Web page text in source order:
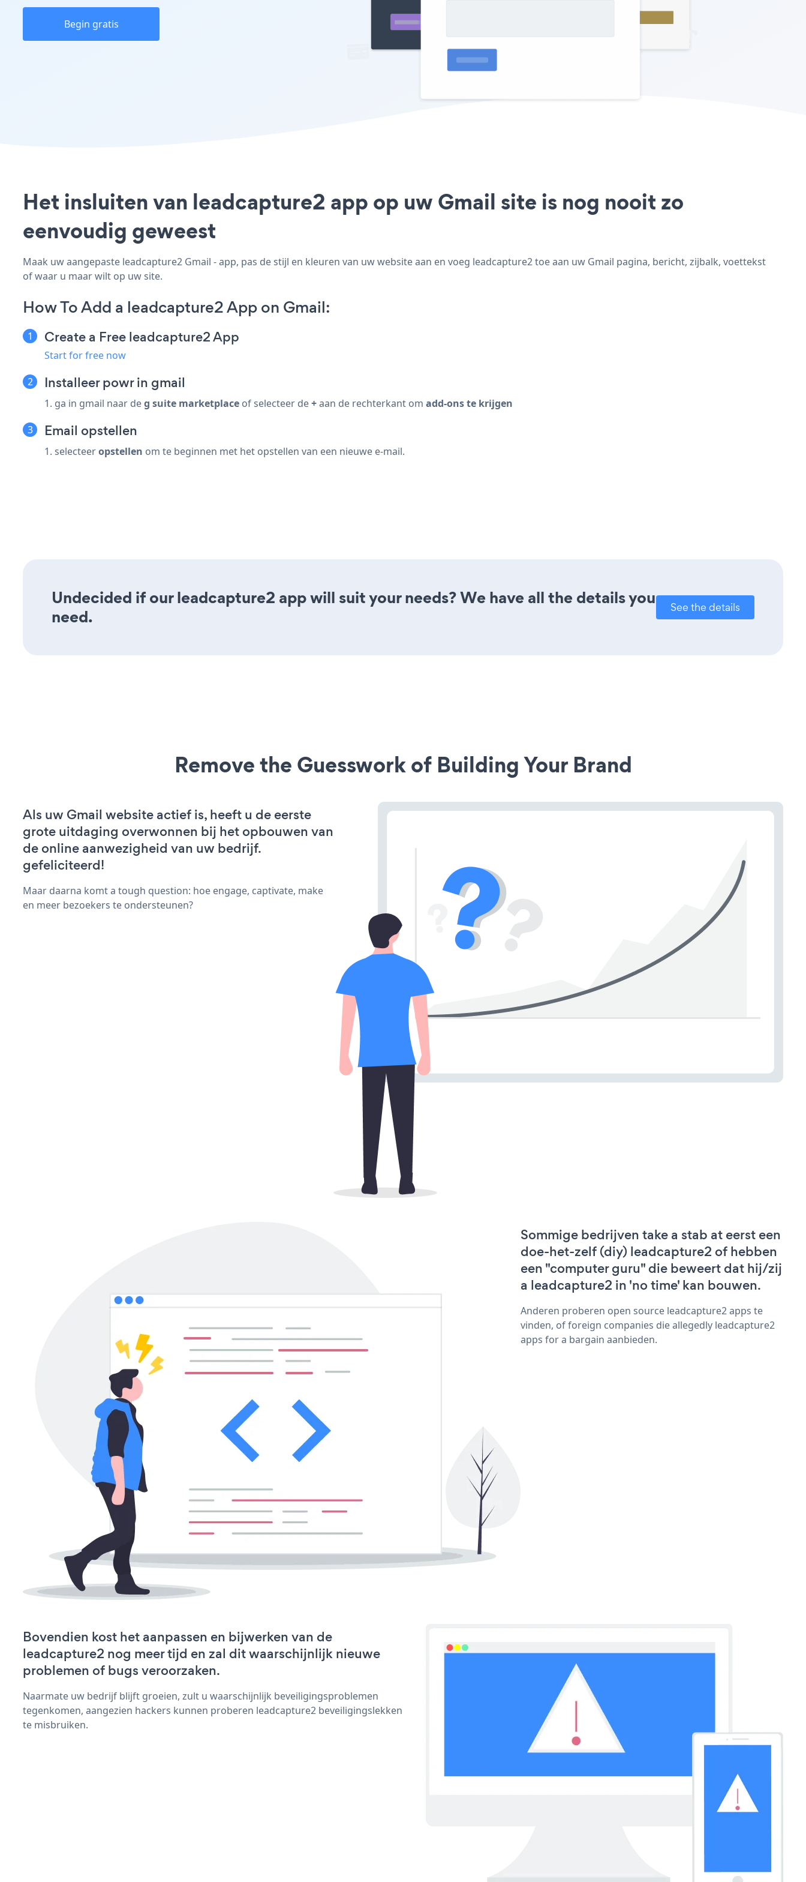
Begin gratis
Het insluiten van leadcapture2 app op uw Gmail site is nog nooit zo
eenvoudig geweest
Maak uw aangepaste leadcapture2 Gmail - app, pas de stijl en kleuren van uw website aan en voeg leadcapture2 toe aan uw Gmail pagina, bericht, zijbalk, voettekst
of waar u maar wilt op uw site.
How To Add a leadcapture2 App on Gmail:
Create a Free leadcapture2 App
Start for free now
Installeer powr in gmail
1. ga in gmail naar deg suite marketplace of selecteer de+aan de rechterkant om add-ons te krijgen
Email opstellen
1. selecteeropstellen om te beginnen met het opstellen van een nieuwe e-mail.
Undecided if our leadcapture2 app will suit your needs? We have all the details you
need.
See the details
Remove the Guesswork of Building Your Brand
Als uw Gmail website actief is, heeft u de eerste
grote uitdaging overwonnen bij het opbouwen van
de online aanwezigheid van uw bedrijf.
gefeliciteerd!
Maar daarna komt a tough question: hoe engage, captivate, make
en meer bezoekers te ondersteunen?
Sommige bedrijven take a stab at eerst een
doe-het-zelf (diy) leadcapture2 of hebben
een "computer guru" die beweert dat hij/zij
a leadcapture2 in 'no time' kan bouwen.
Anderen proberen open source leadcapture2 apps te
vinden, of foreign companies die allegedly leadcapture2
apps for a bargain aanbieden.
Bovendien kost het aanpassen en bijwerken van de
leadcapture2 nog meer tijd en zal dit waarschijnlijk nieuwe
problemen of bugs veroorzaken.
Naarmate uw bedrijf blijft groeien, zult u waarschijnlijk beveiligingsproblemen
tegenkomen, aangezien hackers kunnen proberen leadcapture2 beveiligingslekken
te misbruiken.